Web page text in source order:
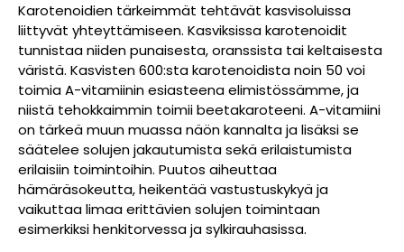
Karotenoidien tärkeimmät tehtävät kasvisoluissa
liittyvät yhteyttämiseen. Kasviksissa karotenoidit
tunnistaa niiden punaisesta, oranssista tai keltaisesta
väristä. Kasvisten 600:sta karotenoidista noin 50 voi
toimia A-vitamiinin esiasteena elimistössämme, ja
niistä tehokkaimmin toimii beetakaroteeni. A-vitamiini
on tärkeä muun muassa näön kannalta ja lisäksi se
säätelee solujen jakautumista sekä erilaistumista
erilaisiin toimintoihin. Puutos aiheuttaa
hämäräsokeutta, heikentää vastustuskykyä ja
vaikuttaa limaa erittävien solujen toimintaan
esimerkiksi henkitorvessa ja sylkirauhasissa.